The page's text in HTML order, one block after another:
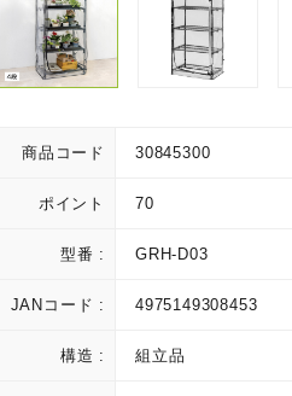
商品コード 30845300
ポイント 70
型番 : GRH-D03
JANコード : 4975149308453
構造 : 組立品